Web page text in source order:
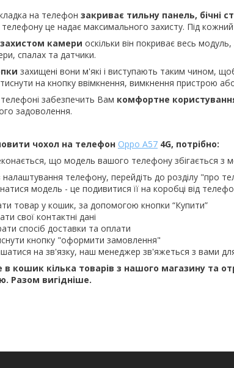
на телефон закриває тильну панель, бічні
телефону це надає максимального захисту. Під
захистом камери оскільки він покриває весь
спалах та датчики.
захищені вони м'які і виступають таким чином,
на кнопку ввімкнення, вимкнення пристрою
забезпечить Вам комфортне
задоволення.
чохол на телефон Oppo A57 4G, потрібно:
що модель вашого телефону збігається з
налаштування телефону, перейдіть до розділу "про
модель - це подивитися її на коробці від
товар у кошик, за допомогою кнопки “Купити”
свої контактні дані
спосіб доставки та оплати
кнопку "оформити замовлення"
на зв'язку, наш менеджер зв'яжеться з вами
кошик кілька товарів з нашого магазину та
Разом вигідніше.